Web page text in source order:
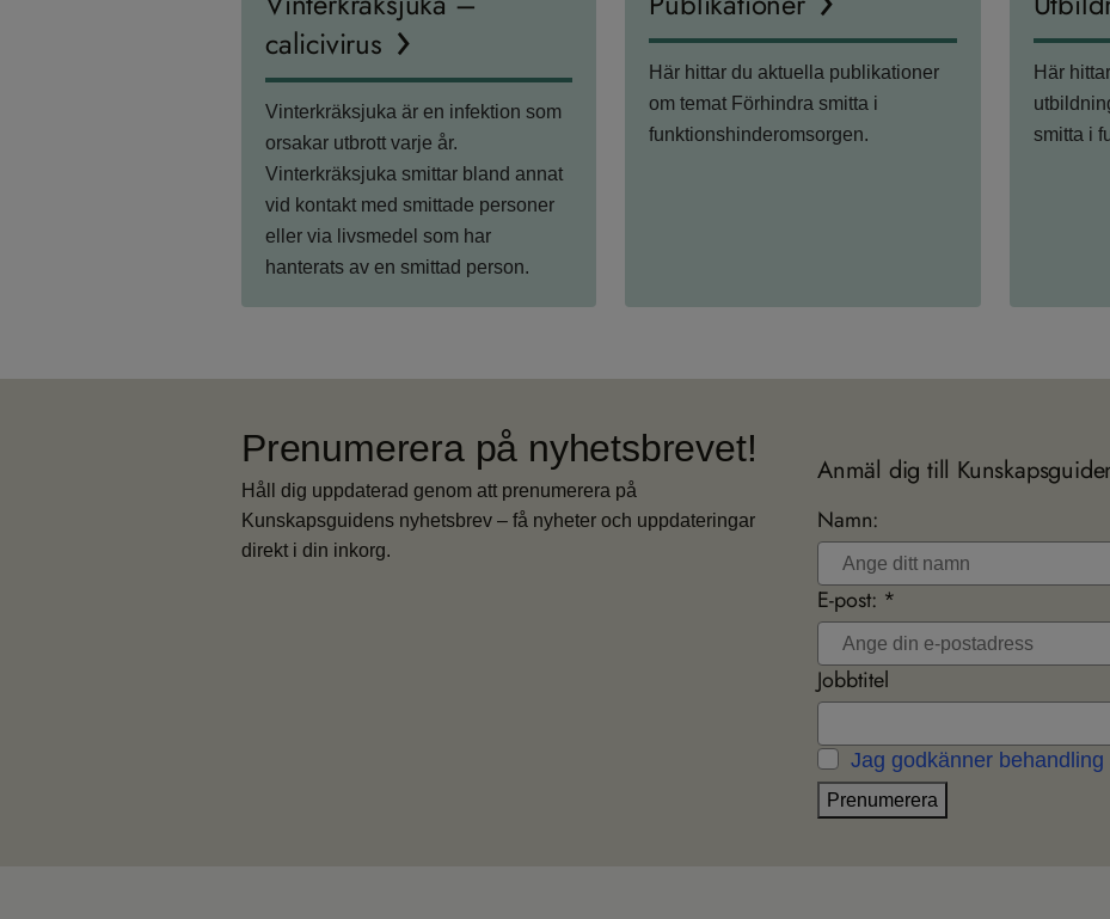
calicivirus
Vinterkräksjuka är en infektion som
orsakar utbrott varje år.
Vinterkräksjuka smittar bland annat
vid kontakt med smittade personer
eller via livsmedel som har
hanterats av en smittad person.
Här hittar du aktuella publikationer
om temat Förhindra smitta i
funktionshinderomsorgen.
Här
smitta i
Prenumerera på nyhetsbrevet!
Håll dig uppdaterad genom att prenumerera på
Kunskapsguidens nyhetsbrev – få nyheter och uppdateringar
direkt i din inkorg.
Anmäl dig till
Namn:
E-post: *
Jobbtitel
Jag godkänner
Prenumerera